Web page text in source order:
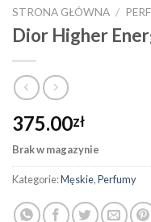
STRONA GŁÓWNA /
Dior Higher
375.00zł
Brak w magazynie
Kategorie:Męskie,Perfumy